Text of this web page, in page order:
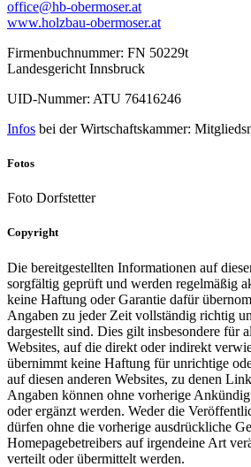
office@hb-obermoser.at
www.holzbau-obermoser.at
Firmenbuchnummer: FN 50229t
Landesgericht Innsbruck
UID-Nummer: ATU 76416246
Infos bei der Wirtschaftskammer:
Fotos
Foto Dorfstetter
Copyright
Die bereitgestellten Informationen auf
sorgfältig geprüft und werden regelmäßig
keine Haftung oder Garantie dafür
Angaben zu jeder Zeit vollständig richtig
dargestellt sind. Dies gilt insbesondere für
Websites, auf die direkt oder indirekt
übernimmt keine Haftung für unrichtige
auf diesen anderen Websites, zu denen
Angaben können ohne vorherige
oder ergänzt werden. Weder die
dürfen ohne die vorherige ausdrückliche
Homepagebetreibers auf irgendeine Art
verteilt oder übermittelt werden.